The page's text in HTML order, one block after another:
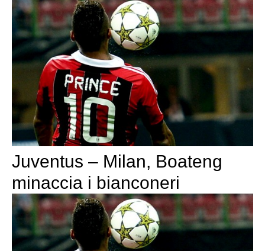
Juventus – Milan, Boateng
minaccia i bianconeri